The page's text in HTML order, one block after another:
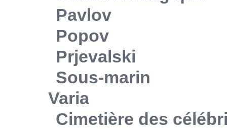
Pavlov
Popov
Prjevalski
Sous-marin
Varia
Cimetière des